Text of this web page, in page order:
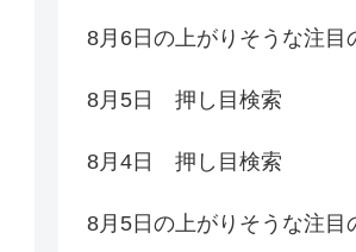
8月6日の上がりそうな注目
8月5日 押し目検索
8月4日 押し目検索
8月5日の上がりそうな注目